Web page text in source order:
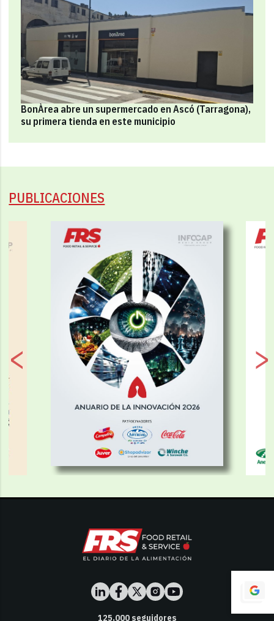
BonÀrea abre un supermercado en Ascó (Tarragona),
su primera tienda en este municipio
PUBLICACIONES
125,000seguidores